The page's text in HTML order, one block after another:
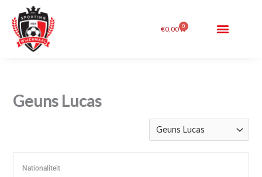
inhoud
naar
€0,00 0
Winkelwagen
Geuns Lucas
Nationaliteit